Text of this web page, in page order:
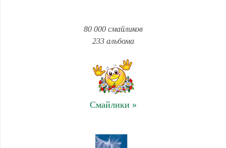
80 000 смайликов
233 альбома
Смайлики »